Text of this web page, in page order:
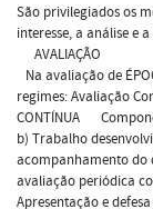
São privilegiados os
interesse, a análise e
AVALIAÇÃO
Na avaliação de
regimes: Avaliação
CONTÍNUA
b) Trabalho
acompanhamento do
avaliação periódica
Apresentação e